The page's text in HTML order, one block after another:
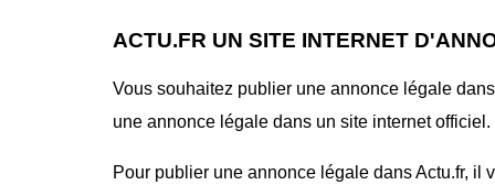
ACTU.FR UN SITE INTERNET
Vous souhaitez publier une annonce légale
une annonce légale dans un site internet officiel.
Pour publier une annonce légale dans Actu.fr, il